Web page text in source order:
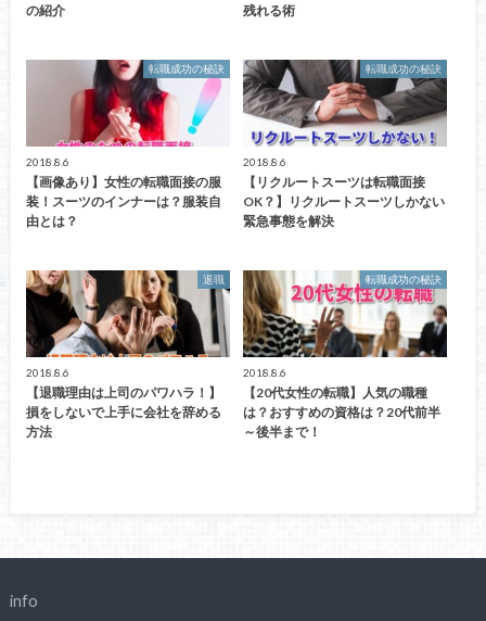
の紹介
残れる術
転職成功の秘訣
2018.8.6
【画像あり】女性の転職面接の服
装！スーツのインナーは？服装自
由とは？
転職成功の秘訣
2018.8.6
【リクルートスーツは転職面接
OK？】リクルートスーツしかない
緊急事態を解決
退職
2018.8.6
【退職理由は上司のパワハラ！】
損をしないで上手に会社を辞める
方法
転職成功の秘訣
2018.8.6
【20代女性の転職】人気の職種
は？おすすめの資格は？20代前半
～後半まで！
info